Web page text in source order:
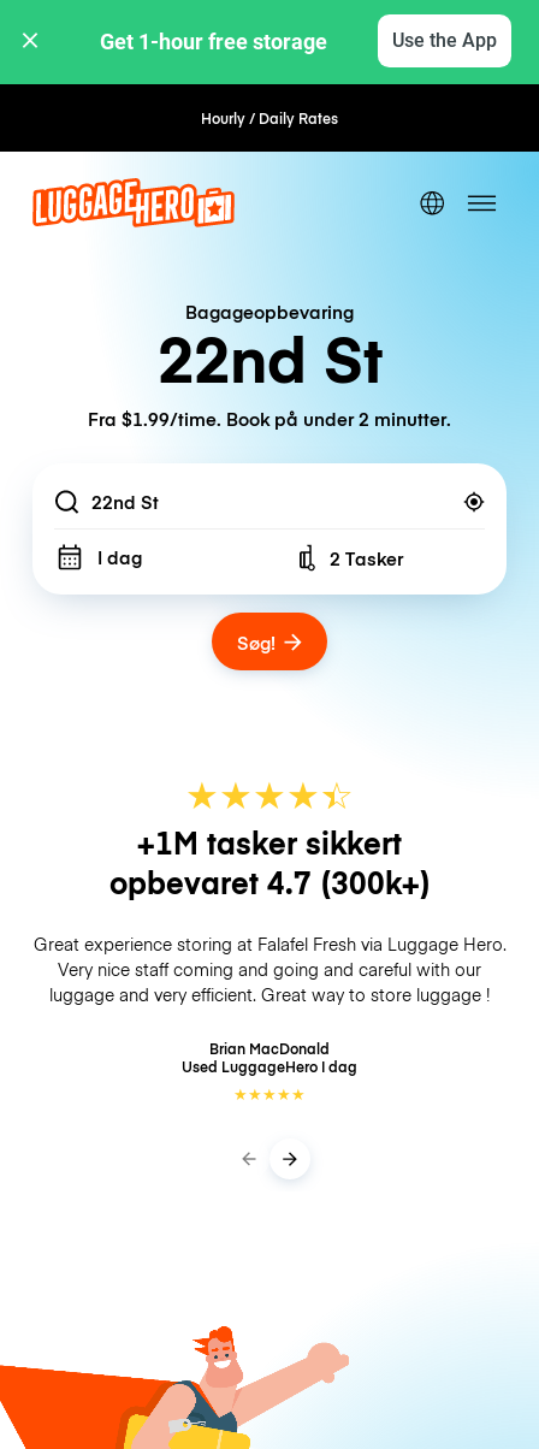
Get 1-hour free storage Use the App
Hourly / Daily Rates
Bagageopbevaring
22nd St
Fra $1.99/time. Book på under 2 minutter.
Location
I dag Number of bags
2 Tasker
Søg!
★★★★☆
★
+1M tasker sikkert
opbevaret 4.7 (300k+)
Great experience storing at Falafel Fresh via Luggage Hero.
Very nice staff coming and going and careful with our
luggage and very efficient. Great way to store luggage !
Brian MacDonald
Used LuggageHero I dag
★★★★★